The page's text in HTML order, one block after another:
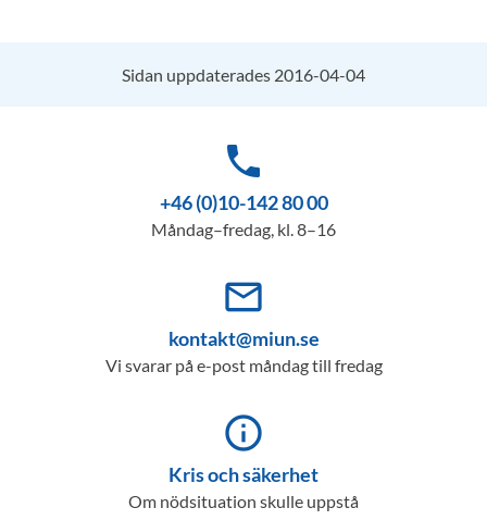
Sidan uppdaterades 2016-04-04
phone
+46 (0)10-142 80 00
Måndag–fredag, kl. 8–16
mail_outline
kontakt@miun.se
Vi svarar på e-post måndag till fredag
info_outline
Kris och säkerhet
Om nödsituation skulle uppstå